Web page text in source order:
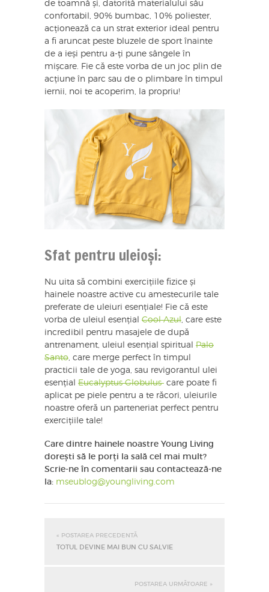
de toamnă și, datorită materialului său
confortabil, 90% bumbac, 10% poliester,
acționează ca un strat exterior ideal pentru
a fi aruncat peste bluzele de sport înainte
de a ieși pentru a-ți pune sângele în
mișcare. Fie că este vorba de un joc plin de
acțiune în parc sau de o plimbare în timpul
iernii, noi te acoperim, la propriu!
Sfat pentru uleioși:
Nu uita să combini exercițiile fizice și
hainele noastre active cu amestecurile tale
preferate de uleiuri esențiale! Fie că este
vorba de uleiul esențial Cool Azul, care este
incredibil pentru masajele de după
antrenament, uleiul esențial spiritual Palo
Santo, care merge perfect în timpul
practicii tale de yoga, sau revigorantul ulei
esențial Eucalyptus Globulus care poate fi
aplicat pe piele pentru a te răcori, uleiurile
noastre oferă un parteneriat perfect pentru
exercițiile tale!
Care dintre hainele noastre Young Living
dorești să le porți la sală cel mai mult?
Scrie-ne în comentarii sau contactează-ne
la: mseublog@youngliving.com
« POSTAREA PRECEDENTĂ
TOTUL DEVINE MAI BUN CU SALVIE
POSTAREA URMĂTOARE »